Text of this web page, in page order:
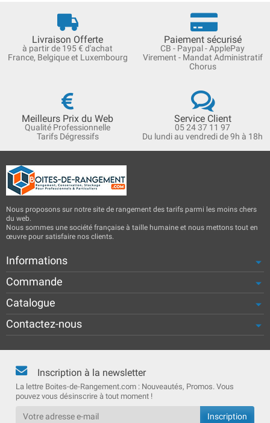
Livraison Offerte
à partir de 195 € d'achat
France, Belgique et Luxembourg
Paiement sécurisé
CB - Paypal - ApplePay
Virement - Mandat Administratif
Chorus
Meilleurs Prix du Web
Qualité Professionnelle
Tarifs Dégressifs
Service Client
05 24 37 11 97
Du lundi au vendredi de 9h à 18h
Nous proposons sur notre site de rangement des tarifs parmi les moins chers
du web.
Nous sommes une société française à taille humaine et nous mettons tout en
œuvre pour satisfaire nos clients.
Informations
Commande
Catalogue
Contactez-nous
Inscription à la newsletter
La lettre Boites-de-Rangement.com : Nouveautés, Promos. Vous
pouvez vous désinscrire à tout moment !